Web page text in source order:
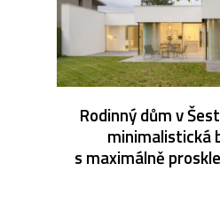
Rodinný dům v
minimalistická
s maximálně